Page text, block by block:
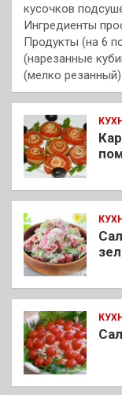
кусочков
Ингредиенты
Продукты (на 6
(нарезанные
(мелко